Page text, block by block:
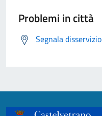
Problemi in città
Segnala disservizio